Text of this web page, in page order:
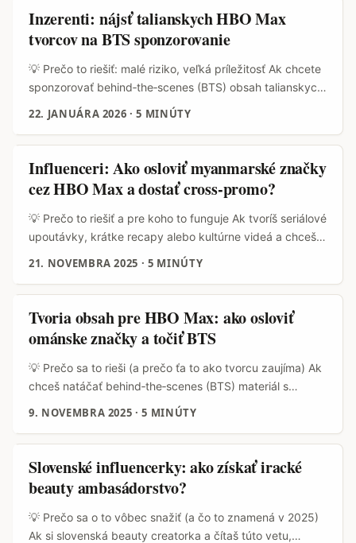
lokálnych marketingových kampaniach — to otvára
priestor pre testimonialy, case studies a branded content.
Na scéne sa zároveň hýbu akcelerátory a programy,
ktoré prepájajú tvorcov s platformami a filmovými
financiami (pozri informácie o akcelerátore a cohort-e
existujú oficiálne cesty, kde sa projekty prezentujú pred
zástupcami streamovacích služieb (Netflix, Hulu, HBO
pre kvalitný testimonial obsah, ak vieš, kde a komu
zasiahnuť. ...
Inzerenti: nájsť talianskych HBO Max
tvorcov na BTS sponzorovanie
💡 Prečo to riešiť: malé riziko, veľká príležitosť Ak chcete
sponzorovať behind‑the‑scenes (BTS) obsah talianskych
tvorcov spojených s HBO Max — dobré rozhodnutie. BTS
formát funguje perfektne na budovanie autenticity,
zvyšovanie retention a získavanie PR‑friendly materiálu,
ktorý dáva značke „inside access“. Problém je: hľadať
správnych creatorov v Taliansku nie je len o followeroch
— ide o právne riziká, tax compliance a kontext lokálnej
scény. ...
22. JANUÁRA 2026 ·5 MINÚTY
Influenceri: Ako osloviť myanmarské značky
cez HBO Max a dostať cross‑promo?
💡 Prečo to riešiť a pre koho to funguje Ak tvoríš seriálové
upoutávky, krátke recapy alebo kultúrne videá a chceš
zvýšiť dosah v juhovýchodnej Ázii, myanmarské značky
o obsah, ktorý rezonuje s diasporou alebo regionálnymi
divákmi HBO Max. Problém je jasný: ako nájsť relevantné
značky v Mjanmarsku, ako im predať hodnotu
cross‑promo na platforme typu HBO Max a ako zvládnuť
logistiky (jazyk, práva, distribúcia)? ...
21. NOVEMBRA 2025 ·5 MINÚTY
Tvoria obsah pre HBO Max: ako osloviť
ománske značky a točiť BTS
💡 Prečo sa to rieši (a prečo ťa to ako tvorcu zaujíma) Ak
chceš natáčať behind‑the‑scenes (BTS) materiál s
ománskymi značkami zapojenými do projektu HBO Max,
mix práv, lokálnych kontaktov a brand safety
požiadaviek — a áno, HBO Max projekty majú obvykle
prísnejší režim než bežná komerčná spolupráca. ...
9. NOVEMBRA 2025 ·5 MINÚTY
Slovenské influencerky: ako získať iracké
beauty ambasádorstvo?
💡 Prečo sa o to vôbec snažiť (a čo to znamená v 2025)
Ak si slovenská beauty creatorka a čítaš túto vetu,